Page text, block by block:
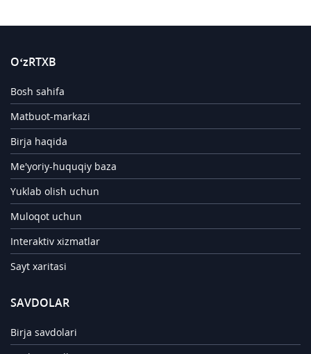
O‘zRTXB
Bosh sahifa
Matbuot-markazi
Birja haqida
Me'yoriy-huquqiy baza
Yuklab olish uchun
Muloqot uchun
Interaktiv xizmatlar
Sayt xaritasi
SAVDOLAR
Birja savdolari